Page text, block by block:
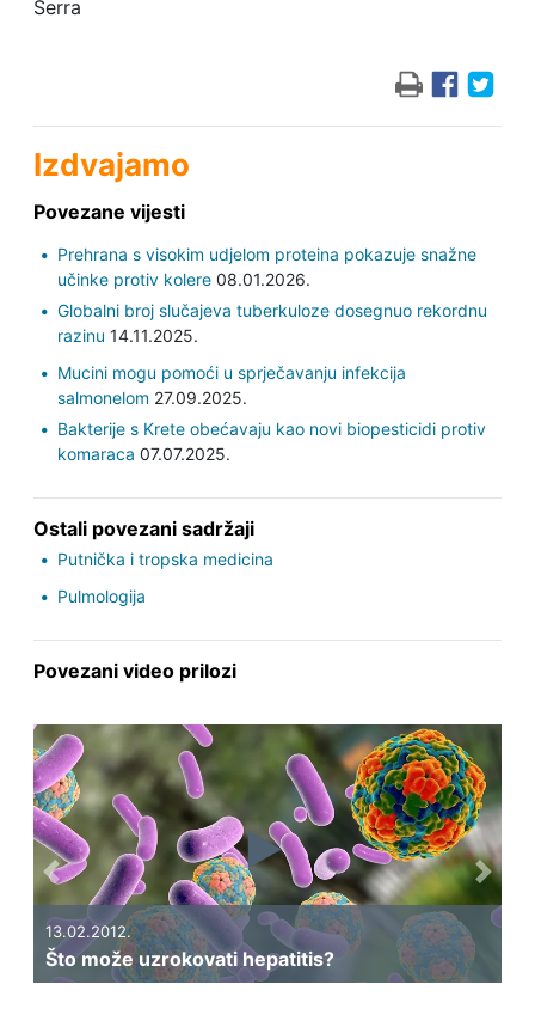
Serra
Izdvajamo
Povezane vijesti
Prehrana s visokim udjelom proteina pokazuje snažne
učinke protiv kolere08.01.2026.
Globalni broj slučajeva tuberkuloze dosegnuo rekordnu
razinu 14.11.2025.
Mucini mogu pomoći u sprječavanju infekcija
salmonelom 27.09.2025.
Bakterije s Krete obećavaju kao novi biopesticidi protiv
komaraca 07.07.2025.
Ostali povezani sadržaji
Putnička i tropska medicina
Pulmologija
Povezani video prilozi
13.02.2012.
Što može uzrokovati hepatitis?
Previous Next